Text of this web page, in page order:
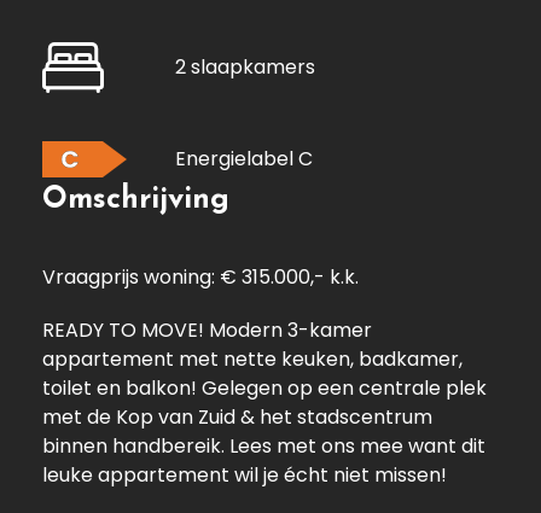
2 slaapkamers
C Energielabel C
Omschrijving
Vraagprijs woning: € 315.000,- k.k.
READY TO MOVE! Modern 3-kamer
appartement met nette keuken, badkamer,
toilet en balkon! Gelegen op een centrale plek
met de Kop van Zuid & het stadscentrum
binnen handbereik. Lees met ons mee want dit
leuke appartement wil je écht niet missen!